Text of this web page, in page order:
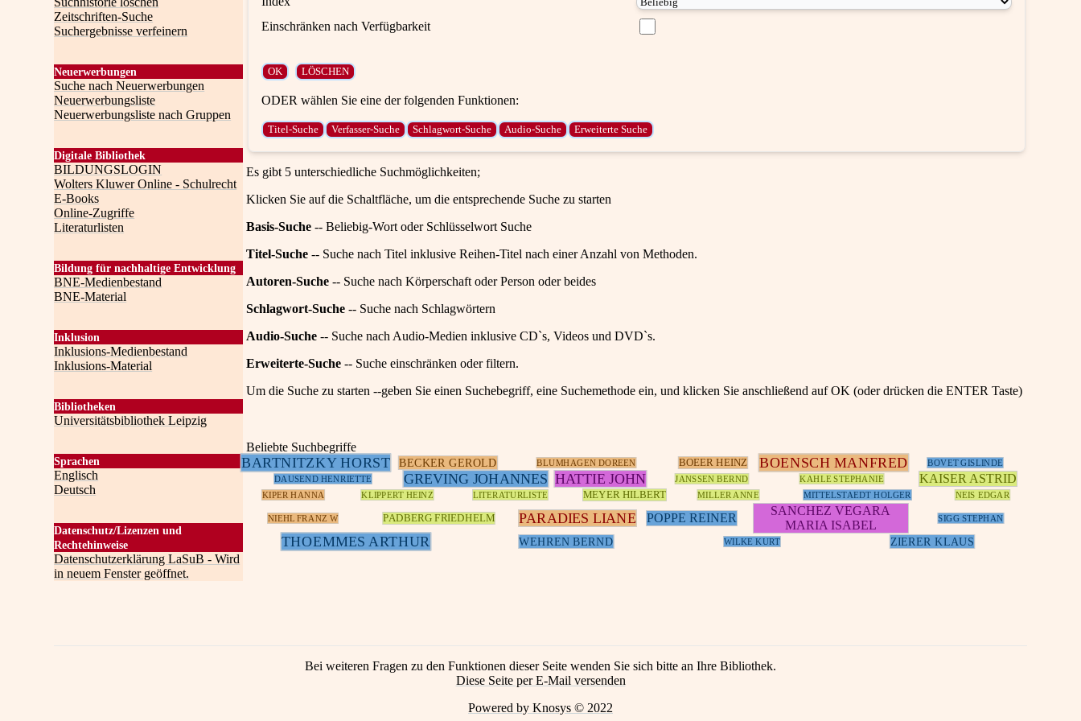
Zeitschriften-Suche
Suchergebnisse verfeinern
Neuerwerbungen
Suche nach Neuerwerbungen
Neuerwerbungsliste
Neuerwerbungsliste nach Gruppen
Digitale Bibliothek
BILDUNGSLOGIN
Wolters Kluwer Online - Schulrecht
E-Books
Online-Zugriffe
Literaturlisten
Bildung für nachhaltige Entwicklung
BNE-Medienbestand
BNE-Material
Inklusion
Inklusions-Medienbestand
Inklusions-Material
Bibliotheken
Universitätsbibliothek Leipzig
Sprachen
Englisch
Deutsch
Datenschutz/Lizenzen und
Rechtehinweise
Datenschutzerklärung LaSuB - Wird
in neuem Fenster geöffnet.
Einschränken nach Verfügbarkeit
ODER wählen Sie eine der folgenden Funktionen:
Es gibt 5 unterschiedliche Suchmöglichkeiten;
Klicken Sie auf die Schaltfläche, um die entsprechende Suche zu starten
Basis-Suche-- Beliebig-Wort oder Schlüsselwort Suche
Titel-Suche-- Suche nach Titel inklusive Reihen-Titel nach einer Anzahl von Methoden.
Autoren-Suche-- Suche nach Körperschaft oder Person oder beides
Schlagwort-Suche-- Suche nach Schlagwörtern
Audio-Suche-- Suche nach Audio-Medien inklusive CD`s, Videos und DVD`s.
Erweiterte-Suche-- Suche einschränken oder filtern.
Um die Suche zu starten --geben Sie einen Suchebegriff, eine Suchemethode ein, und klicken Sie anschließend auf OK (oder drücken die ENTER Taste)
Beliebte Suchbegriffe
BARTNITZKY HORST BECKER GEROLD BLUMHAGEN DOREEN BOEER HEINZ BOENSCH MANFRED BOVET GISLINDE
DAUSEND HENRIETTE GREVING JOHANNES HATTIE JOHN JANSSEN BERND KAHLE STEPHANIE KAISER ASTRID
KIPER HANNA KLIPPERT HEINZ LITERATURLISTE MEYER HILBERT MILLER ANNE MITTELSTAEDT HOLGER NEIS EDGAR
NIEHL FRANZ W PADBERG FRIEDHELM PARADIES LIANE POPPE REINER
SANCHEZ VEGARA
MARIA ISABEL
SIGG STEPHAN
THOEMMES ARTHUR WEHREN BERND WILKE KURT ZIERER KLAUS
Bei weiteren Fragen zu den Funktionen dieser Seite wenden Sie sich bitte an Ihre Bibliothek.
Diese Seite per E-Mail versenden
Powered by Knosys © 2022